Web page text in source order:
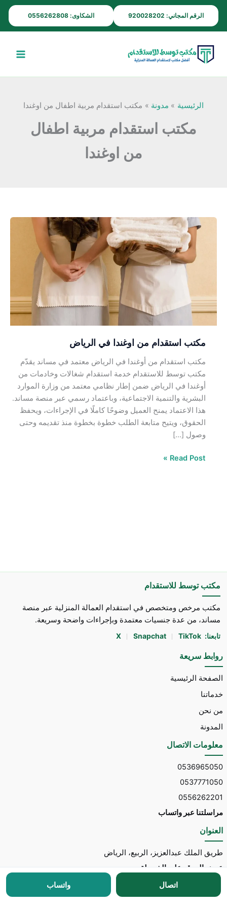
الرقم المجاني: 920028202 الشكاوى: 0556262808
تخطي
إلى
المحتوى
الرئيسية مدونة مكتب استقدام مربية اطفال من اوغندا
مكتب استقدام مربية اطفال
من اوغندا
مكتب استقدام من اوغندا في الرياض
مكتب استقدام من أوغندا في الرياض معتمد في مساند يقدّم
مكتب توسط للاستقدام خدمة استقدام شغالات وخادمات من
أوغندا في الرياض ضمن إطار نظامي معتمد من وزارة الموارد
البشرية والتنمية الاجتماعية، وباعتماد رسمي عبر منصة مساند.
هذا الاعتماد يمنح العميل وضوحًا كاملًا في الإجراءات، ويحفظ
الحقوق، ويتيح متابعة الطلب خطوة بخطوة منذ تقديمه وحتى
وصول […]
مكتب
استقدام
اوغندا
Read Post »
مكتب توسط للاستقدام
مكتب مرخص ومتخصص في استقدام العمالة المنزلية عبر منصة
مساند، من عدة جنسيات معتمدة وبإجراءات واضحة وسريعة.
تابعنا: X Snapchat TikTok
روابط سريعة
الصفحة الرئيسية
خدماتنا
من نحن
المدونة
معلومات الاتصال
0536965050
0537771050
0556262201
مراسلتنا عبر واتساب
العنوان
طريق الملك عبدالعزيز، الربيع، الرياض
عرض الموقع على الخريطة
مكتب توسط للاستقدام
اتصال واتساب